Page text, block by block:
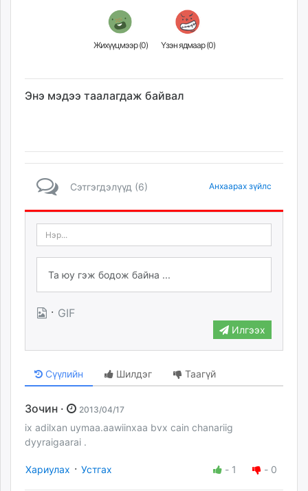
Жихүүцмээр (0) Үзэн ядмаар (0)
Энэ мэдээ таалагдаж байвал
Сэтгэгдэлүүд (6) Анхаарах зүйлс
· GIF
Илгээх
Сүүлийн Шилдэг Таагүй
Зочин · 2013/04/17
ix adilxan uymaa.aawiinxaa bvx cain chanariig
dyyraigaarai .
Хариулах · Устгах - 1 - 0